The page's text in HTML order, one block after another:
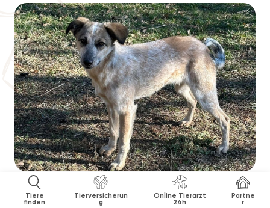
Tiere
finden
Tierversicherun
g
Online Tierarzt
24h
Partne
r